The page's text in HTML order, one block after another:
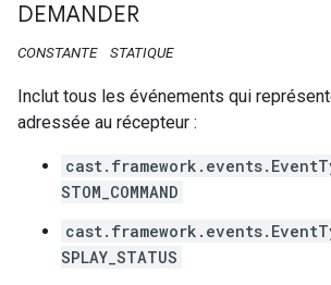
DEMANDER
CONSTANTE STATIQUE
Inclut tous les événements qui
adressée au récepteur :
STOM_COMMAND
SPLAY_STATUS